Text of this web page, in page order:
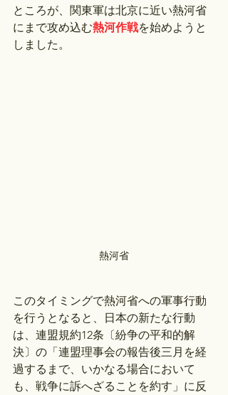
ところが、関東軍は北京に近い熱河省
にまで攻め込む熱河作戦を始めようと
しました。
熱河省
このタイミングで熱河省への軍事行動
を行うとなると、日本の新たな行動
は、連盟規約12条〔紛争の平和的解
決〕の「連盟理事会の報告後三月を経
過するまで、いかなる場合において
も、戦争に訴へざることを約す」に反